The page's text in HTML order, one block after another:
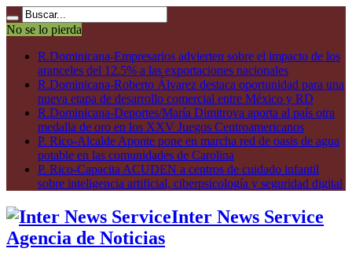
No se lo pierda
R.Dominicana-Empresarios advierten sobre el impacto de los
aranceles del 12.5% a las exportaciones nacionales
R.Dominicana-Roberto Álvarez destaca oportunidad para una
nueva etapa de desarrollo comercial entre México y RD
R.Dominicana-Deportes/María Dimitrova aporta al país otra
medalla de oro en los XXV Juegos Centroamericanos
P. Rico-Alcalde Aponte pone en marcha red de oasis de agua
potable en las comunidades de Carolina
P. Rico-Capacita ACUDEN a centros de cuidado infantil
sobre inteligencia artificial, ciberpsicología y seguridad digital
Inter News Service
Agencia de Noticias